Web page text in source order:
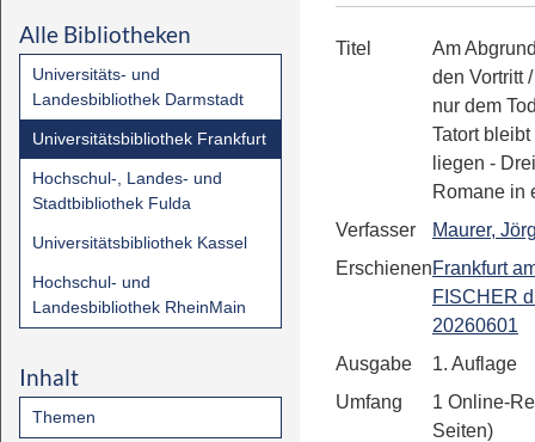
Alle Bibliotheken
Universitäts- und
Landesbibliothek Darmstadt
Universitätsbibliothek Frankfurt
Hochschul-, Landes- und
Stadtbibliothek Fulda
Universitätsbibliothek Kassel
Hochschul- und
Landesbibliothek RheinMain
Inhalt
Themen
Titel
Am
den Vortritt/
nur dem
Tatort
liegen -
Romane in
Verfasser
Maurer,
ErschienenFrankfurt
FISCHER
20260601
Ausgabe
1. Auflage
Umfang
1 Online-
Seiten)